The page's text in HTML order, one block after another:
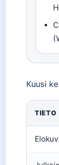
Kuusi
TIETO